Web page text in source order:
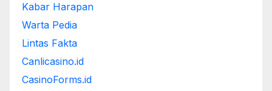
Kabar Harapan
Warta Pedia
Lintas Fakta
Canlicasino.id
CasinoForms.id